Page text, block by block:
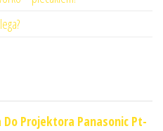
Do Projektora Panasonic Pt-